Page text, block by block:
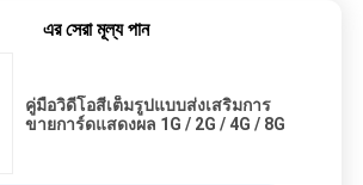
এর সেরা মূল্য পান
คู่มือวิดีโอสีเต็มรูปแบบส่งเสริมการ
ขายการ์ดแสดงผล 1G / 2G / 4G / 8G